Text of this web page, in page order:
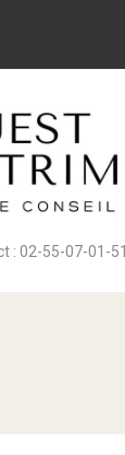
: 02-55-07-01-51